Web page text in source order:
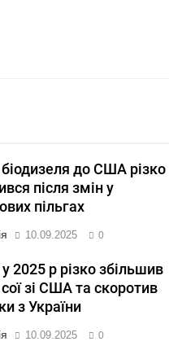
біодизеля до США різко
після змін у
пільгах
10.09.2025 0
2025 р різко збільшив
зі США та скоротив
з України
10.09.2025 0